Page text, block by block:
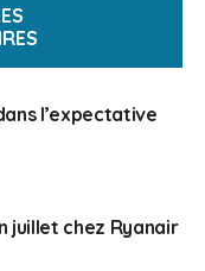
l’expectative
juillet chez Ryanair